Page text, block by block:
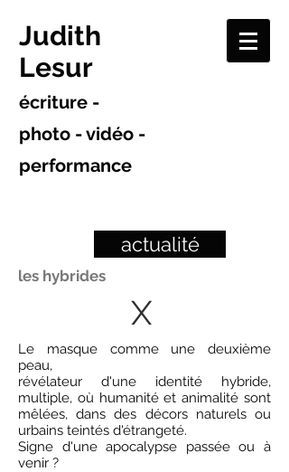
Judith
Lesur
écriture -
photo - vidéo -
performance
actualité
les hybrides
X
Le masque comme une deuxième
peau,
révélateur d'une identité hybride,
multiple, où humanité et animalité sont
mêlées, dans des décors naturels ou
urbains teintés d'étrangeté.
Signe d'une apocalypse passée ou à
venir ?